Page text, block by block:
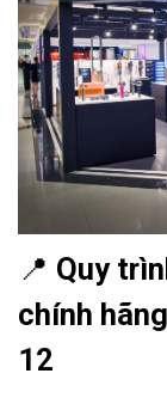
📍 Quy
chính
12